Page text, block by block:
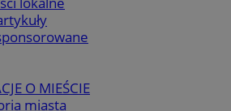
O MIEŚCIE
miasta